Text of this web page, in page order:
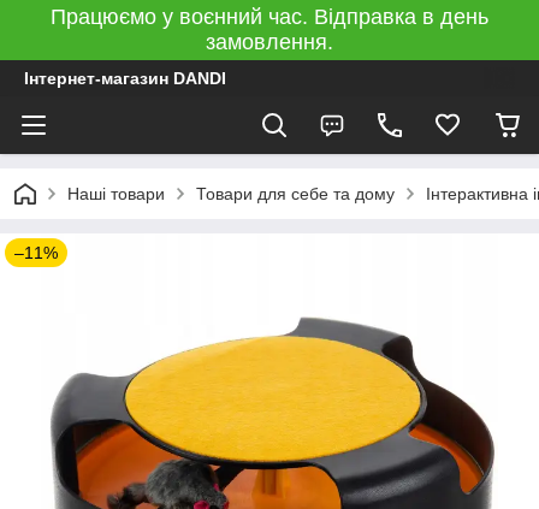
Працюємо у воєнний час. Відправка в день
замовлення.
Інтернет-магазин DANDI
Наші товари Товари для себе та дому
–11%